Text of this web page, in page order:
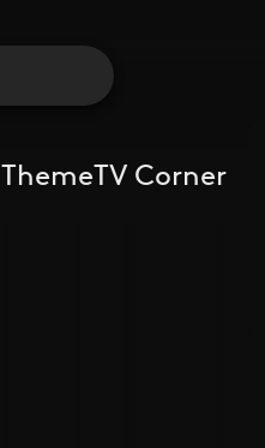
ThemeTV Corner